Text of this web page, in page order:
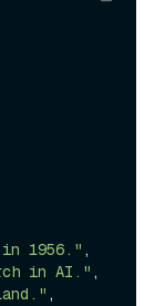
1956." ,
in AI." ,
,